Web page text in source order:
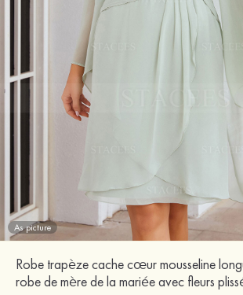
As picture
Robe trapèze cache cœur mousseline
robe de mère de la mariée avec fleurs